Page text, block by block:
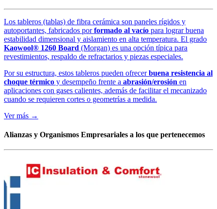
Los tableros (tablas) de fibra cerámica son paneles rígidos y
autoportantes, fabricados porformado al vacío para lograr buena
estabilidad dimensional y aislamiento en alta temperatura. El grado
Kaowool® 1260 Board (Morgan) es una opción típica para
revestimientos, respaldo de refractarios y piezas especiales.
Por su estructura, estos tableros pueden ofrecerbuena resistencia al
choque térmico y desempeño frente a abrasión/erosión en
aplicaciones con gases calientes, además de facilitar el mecanizado
cuando se requieren cortes o geometrías a medida.
Ver más →
Alianzas y Organismos Empresariales a los que pertenecemos